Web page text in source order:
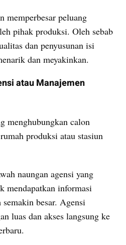
memperbesar peluang
pihak produksi. Oleh sebab
dan penyusunan isi
dan meyakinkan.
atau Manajemen
menghubungkan calon
produksi atau stasiun
naungan agensi yang
mendapatkan informasi
besar. Agensi
luas dan akses langsung ke